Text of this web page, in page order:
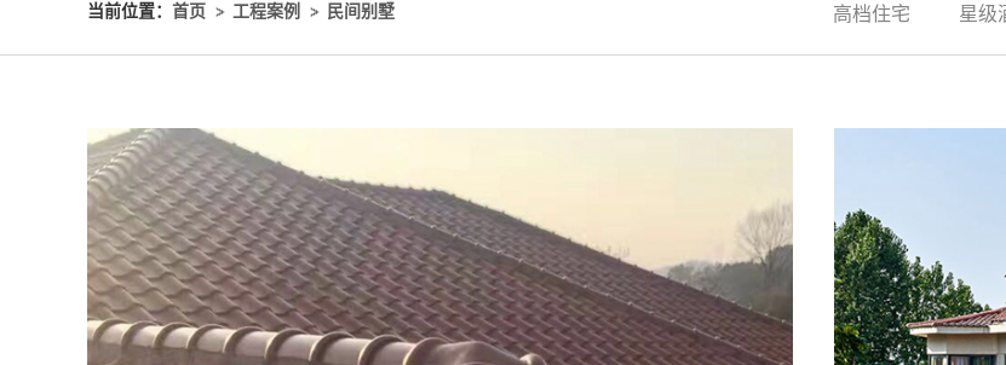
当前位置： 首页 工程案例 民间别墅 高档住宅 星级